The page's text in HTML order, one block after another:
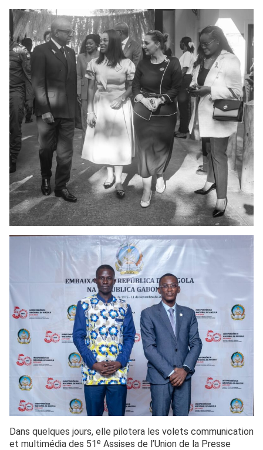
Dans quelques jours, elle pilotera les volets communication
et multimédia des 51ᵉ Assises de l’Union de la Presse